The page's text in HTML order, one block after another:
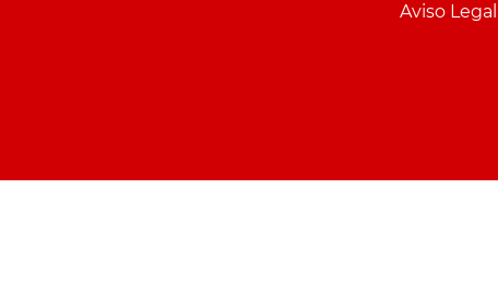
Aviso Legal